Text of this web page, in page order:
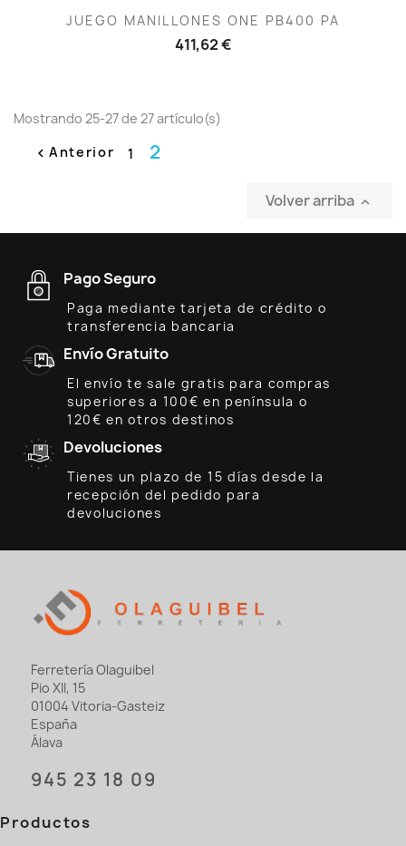
JUEGO MANILLONES ONE PB400 PA
411,62 €
Mostrando 25-27 de 27 artículo(s)
 Anterior 1 2
Volver arriba 
Pago Seguro
Paga mediante tarjeta de crédito o
transferencia bancaria
Envío Gratuito
El envío te sale gratis para compras
superiores a 100€ en península o
120€ en otros destinos
Devoluciones
Tienes un plazo de 15 días desde la
recepción del pedido para
devoluciones
Ferretería Olaguibel
Pio XII, 15
01004 Vitoria-Gasteiz
España
Álava
945 23 18 09
Productos